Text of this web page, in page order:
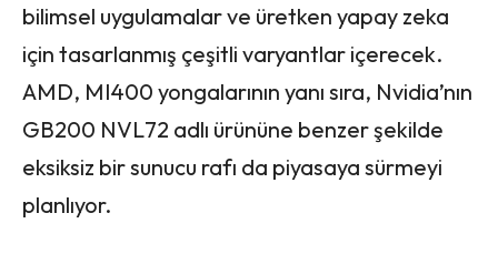
bilimsel uygulamalar ve üretken yapay zeka
için tasarlanmış çeşitli varyantlar içerecek.
AMD, MI400 yongalarının yanı sıra, Nvidia’nın
GB200 NVL72 adlı ürününe benzer şekilde
eksiksiz bir sunucu rafı da piyasaya sürmeyi
planlıyor.